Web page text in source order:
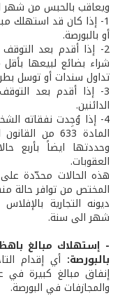
ويعاقب بالحبس من شهر
1- إذا كان قد استهلك
أو بالبورصة.
2- إذا أقدم بعد
شراء بضائع لبيعها
تداول سندات أو توسل
3- إذا أقدم بعد
الدائنين.
4- إذا وُجِدت نفقاته
المادة 633 من
وحددتها ايضاً بأربع
العقوبات.
هذه الحالات محدّدة
المختص من توافر حالة
ديونه التجارية
شهر الى سنة.
- إستهلاك مبالغ
بالبورصة: أي إقدام
إنفاق مبالغ كبيرة في
والمجازفات في البورصة.